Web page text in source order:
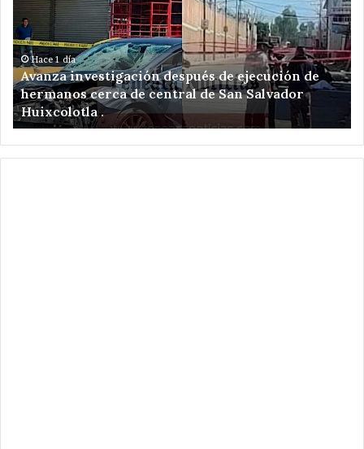
después de ejecución de
cerca de central de San Salvador
.
Romero
a
ampliación
de
red
eléctrica
San
Hipólito
Xochiltenango
Hace 1 día
Da
red